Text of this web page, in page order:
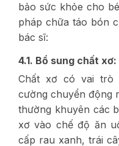
bảo sức khỏe cho
pháp chữa táo bón
bác sĩ:
4.1. Bổ sung chất xơ:
Chất xơ có vai trò
cường chuyển động
thường khuyên các
xơ vào chế độ ăn
cấp rau xanh, trái